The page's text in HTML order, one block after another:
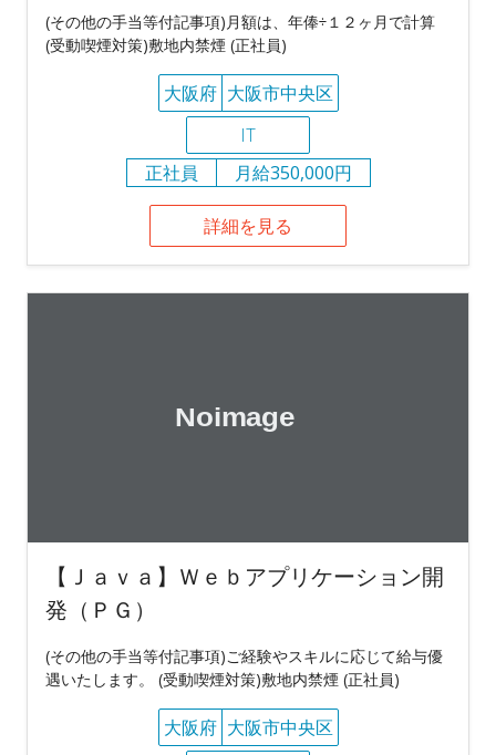
(その他の手当等付記事項)月額は、年俸÷１２ヶ月で計算
(受動喫煙対策)敷地内禁煙 (正社員)
大阪府 大阪市中央区
IT
正社員
月給350,000円
詳細を見る
【Ｊａｖａ】Ｗｅｂアプリケーション開
発（ＰＧ）
(その他の手当等付記事項)ご経験やスキルに応じて給与優
遇いたします。 (受動喫煙対策)敷地内禁煙 (正社員)
大阪府 大阪市中央区